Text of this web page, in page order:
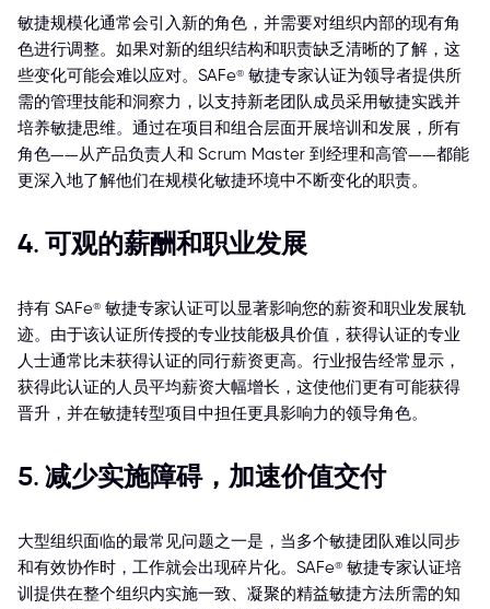
敏捷规模化通常会引入新的角色，并需要对组织内部的现有角
色进行调整。如果对新的组织结构和职责缺乏清晰的了解，这
些变化可能会难以应对。SAFe® 敏捷专家认证为领导者提供所
需的管理技能和洞察力，以支持新老团队成员采用敏捷实践并
培养敏捷思维。通过在项目和组合层面开展培训和发展，所有
角色——从产品负责人和 Scrum Master 到经理和高管——都能
更深入地了解他们在规模化敏捷环境中不断变化的职责。
4. 可观的薪酬和职业发展
持有 SAFe® 敏捷专家认证可以显著影响您的薪资和职业发展轨
迹。由于该认证所传授的专业技能极具价值，获得认证的专业
人士通常比未获得认证的同行薪资更高。行业报告经常显示，
获得此认证的人员平均薪资大幅增长，这使他们更有可能获得
晋升，并在敏捷转型项目中担任更具影响力的领导角色。
5. 减少实施障碍，加速价值交付
大型组织面临的最常见问题之一是，当多个敏捷团队难以同步
和有效协作时，工作就会出现碎片化。SAFe® 敏捷专家认证培
训提供在整个组织内实施一致、凝聚的精益敏捷方法所需的知